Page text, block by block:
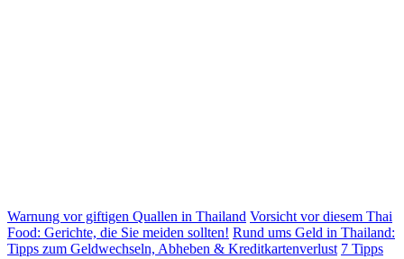
Warnung vor giftigen Quallen in Thailand Vorsicht vor diesem Thai
Food: Gerichte, die Sie meiden sollten! Rund ums Geld in Thailand:
Tipps zum Geldwechseln, Abheben & Kreditkartenverlust 7 Tipps